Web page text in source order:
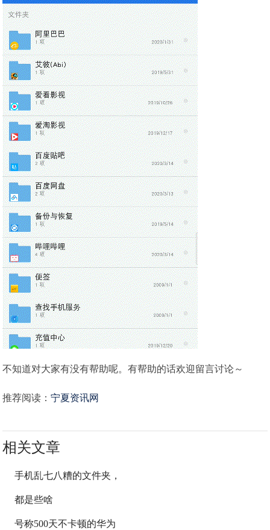
不知道对大家有没有帮助呢。有帮助的话欢迎留言讨论～
推荐阅读：宁夏资讯网
相关文章
手机乱七八糟的文件夹，
都是些啥
号称500天不卡顿的华为